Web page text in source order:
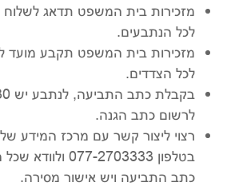
מזכירות בית המשפט תדאג
לכל הנתבעים.
מזכירות בית המשפט תקבע מועד
לכל הצדדים.
לרשום כתב הגנה.
רצוי ליצור קשר עם מרכז המידע
בטלפון 077-
כתב התביעה ויש אישור מסירה.